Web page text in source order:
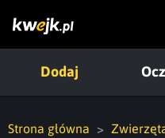
Dodaj
Strona główna